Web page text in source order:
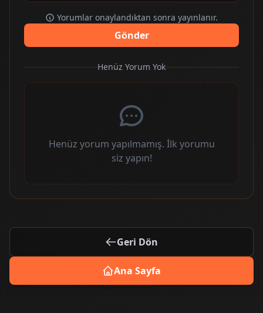
Yorumlar onaylandıktan sonra yayınlanır.
Gönder
Henüz Yorum Yok
Henüz yorum yapılmamış. İlk yorumu
siz yapın!
Geri Dön
Ana Sayfa